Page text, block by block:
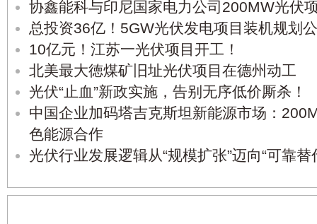
协鑫能科与印尼国家电力公司200MW光伏
总投资36亿！5GW光伏发电项目装机规划
10亿元！江苏一光伏项目开工！
北美最大徳煤矿旧址光伏项目在德州动工
光伏“止血”新政实施，告别无序低价厮杀！
中国企业加码塔吉克斯坦新能源市场：
色能源合作
光伏行业发展逻辑从“规模扩张”迈向“可靠替